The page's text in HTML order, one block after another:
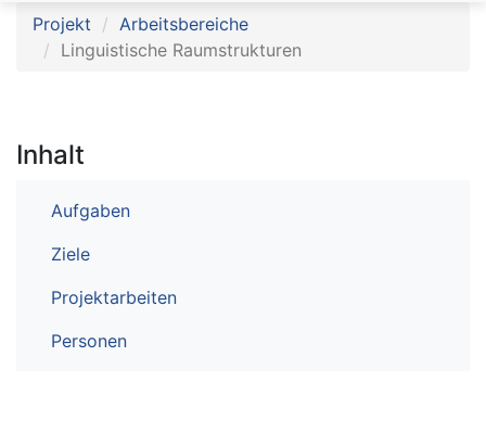
Projekt
Arbeitsbereiche
Linguistische Raumstrukturen
Inhalt
Aufgaben
Ziele
Projektarbeiten
Personen